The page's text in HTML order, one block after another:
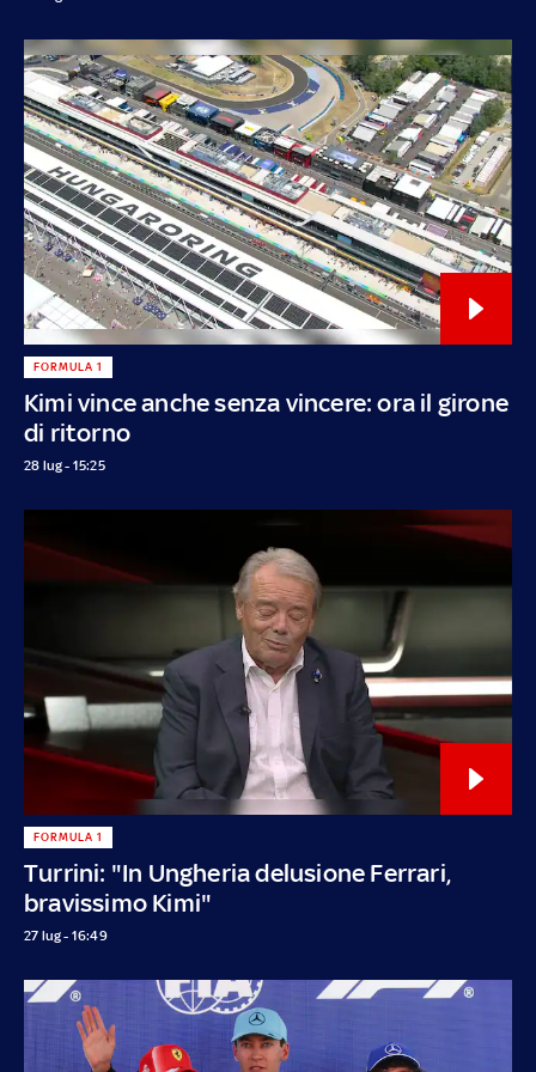
Kimi vince anche senza vincere: ora il girone
di ritorno
FORMULA 1
28 lug - 15:25
Turrini: "In Ungheria delusione Ferrari,
bravissimo Kimi"
FORMULA 1
27 lug - 16:49